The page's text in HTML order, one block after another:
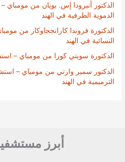
الدكتور أنيرودا إس. بويان من مومباي
الدموية الطرفية في الهند
الدكتورة فروندا كارانججاوكار من
النسائية في الهند
الدكتورة سويتي كورا من مومباي –
الدكتور سمير وارتي من مومباي –
الترميمية في الهند
أبرز